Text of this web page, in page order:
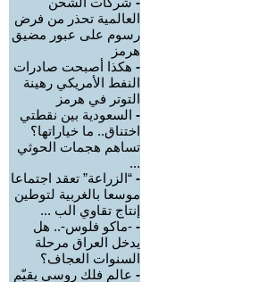
العالمية تحذر من فرض
رسوم على عبور مضيق
هرمز
- هكذا أصبحت صادرات
النفط الأمريكي رهينة
التوتر في هرمز
- السعودية بين نقطتي
اختناق.. ما خياراتها؟
تساهم هجمات الحوثي
...
- “الزراعة” تعقد اجتماعا
موسعا بالغربية لتوطين
إنتاج تقاوي الب ...
- -ماكو فلوس-.. هل
يدخل العراق مرحلة
السنوات العجاف؟
- عالم فلك روسي يقيّم